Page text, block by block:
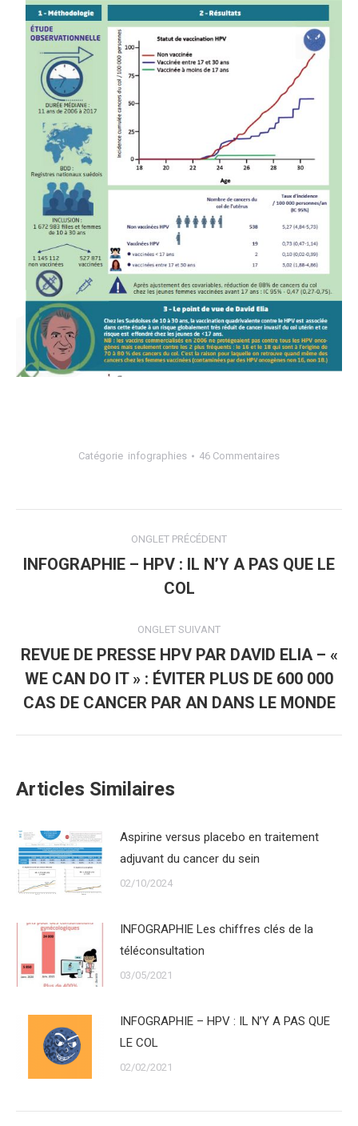
Catégorie infographies 46 Commentaires
Navigation
de
commentaire
ONGLET PRÉCÉDENT
précédent
INFOGRAPHIE – HPV : IL N’Y A PAS QUE LE
COL
ONGLET SUIVANT
Onglet
suivant
REVUE DE PRESSE HPV PAR DAVID ELIA – «
WE CAN DO IT » : ÉVITER PLUS DE 600 000
CAS DE CANCER PAR AN DANS LE MONDE
Articles Similaires
Aspirine versus placebo en traitement
adjuvant du cancer du sein
02/10/2024
INFOGRAPHIE Les chiffres clés de la
téléconsultation
03/05/2021
INFOGRAPHIE – HPV : IL N’Y A PAS QUE
LE COL
02/02/2021